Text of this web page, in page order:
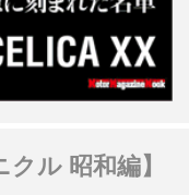
ル 昭和編】